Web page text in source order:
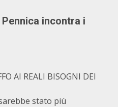
incontra i
AI REALI BISOGNI DEI
stato più